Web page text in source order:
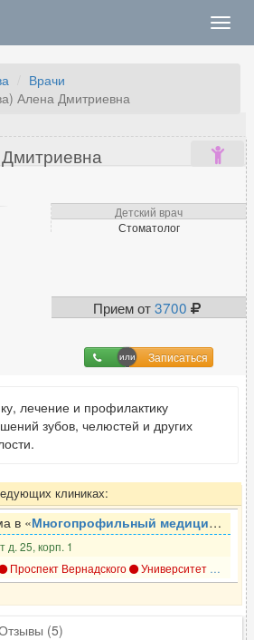
Врачи
Алена Дмитриевна
Детский врач
Стоматолог
Прием от3700
Записаться
лечение и профилактику
зубов, челюстей и других
клиниках:
в «Многопрофильный медицинский центр SHIFA (Шифа)
д. 25, корп. 1
Проспект Вернадского Университет
(5)